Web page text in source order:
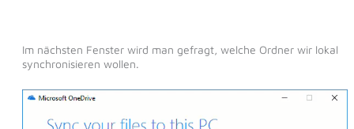
Im nächsten Fenster wird man gefragt, welche Ordner wir lokal
synchronisieren wollen.